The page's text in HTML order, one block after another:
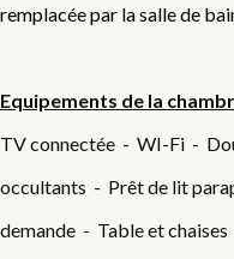
remplacée par la salle de
Equipements de la
TV connectée - WI-Fi -
occultants - Prêt de lit
demande - Table et